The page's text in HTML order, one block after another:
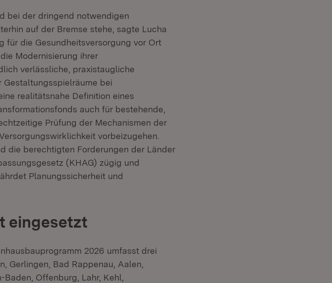
bei der dringend notwendigen
auf der Bremse stehe, sagte Lucha
für die Gesundheitsversorgung vor Ort
Modernisierung ihrer
verlässliche, praxistaugliche
Gestaltungsspielräume bei
realitätsnahe Definition eines
auch für bestehende,
Prüfung der Mechanismen der
vorbeizugehen.
die berechtigten Forderungen der Länder
(KHAG) zügig und
Planungssicherheit und
eingesetzt
2026 umfasst drei
Gerlingen, Bad Rappenau, Aalen,
Offenburg, Lahr, Kehl,